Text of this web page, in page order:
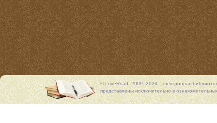
© LoveRead, 2009–2026 - электронная
представлены исключительно в